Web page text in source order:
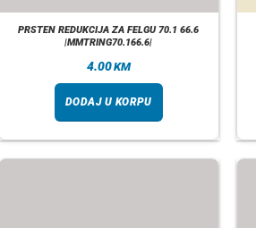
PRSTEN REDUKCIJA ZA FELGU 70.1 66.6
|MMTRING70.166.6|
4.00KM
DODAJ U KORPU